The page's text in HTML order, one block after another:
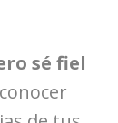
sé fiel